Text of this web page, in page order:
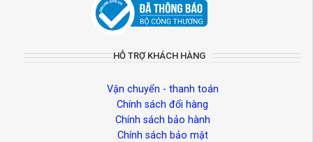
HỖ TRỢ KHÁCH HÀNG
Vận chuyển - thanh toán
Chính sách đổi hàng
Chính sách bảo hành
Chính sách bảo mật